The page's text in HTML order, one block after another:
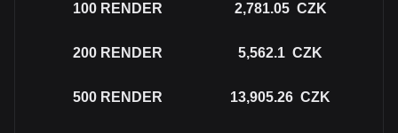
100 RENDER 2,781.05 CZK
200 RENDER 5,562.1 CZK
500 RENDER 13,905.26 CZK